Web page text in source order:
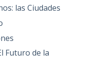
las Ciudades
Futuro de la